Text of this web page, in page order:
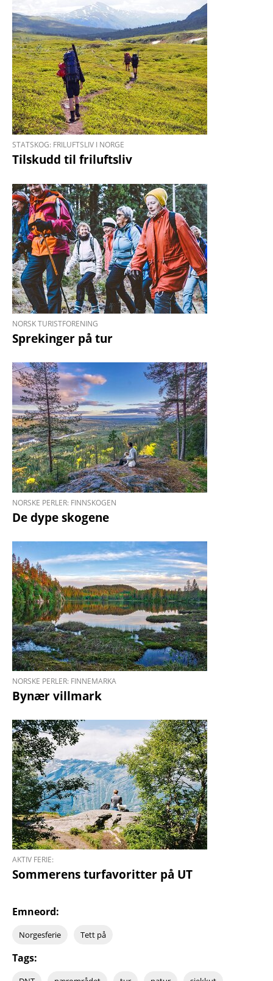
STATSKOG: FRILUFTSLIV I NORGE
Tilskudd til friluftsliv
NORSK TURISTFORENING
Sprekinger på tur
NORSKE PERLER: FINNSKOGEN
De dype skogene
NORSKE PERLER: FINNEMARKA
Bynær villmark
AKTIV FERIE:
Sommerens turfavoritter på UT
Emneord:
Norgesferie Tett på
Tags: